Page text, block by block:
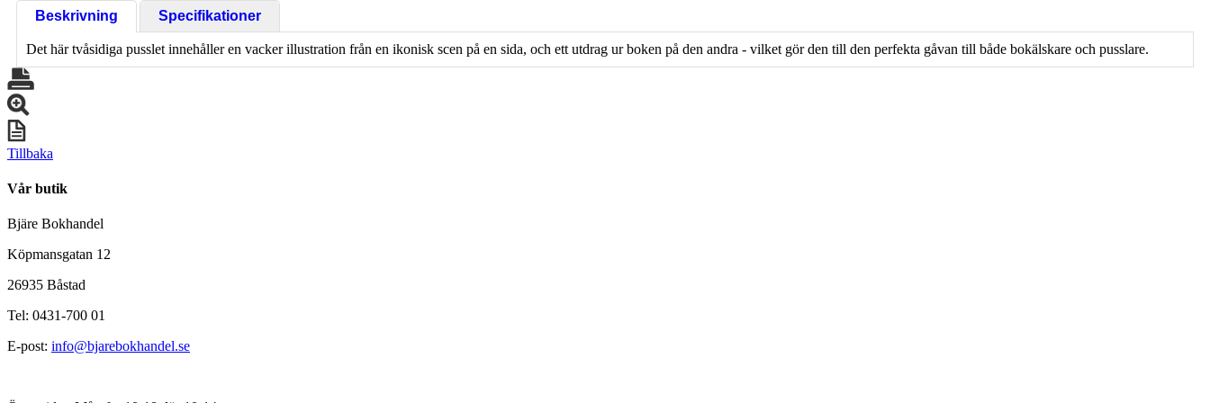
Beskrivning Specifikationer
Det här tvåsidiga pusslet innehåller en vacker illustration från en ikonisk scen på en sida, och ett utdrag ur boken på den andra - vilket gör den till den perfekta gåvan till både bokälskare och pusslare.
Tillbaka
Vår butik
Bjäre Bokhandel
Köpmansgatan 12
26935 Båstad
Tel: 0431-700 01
E-post: info@bjarebokhandel.se